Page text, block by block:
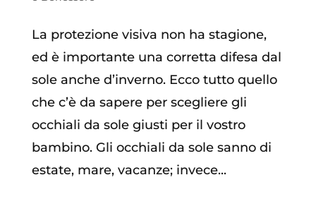
La protezione visiva non ha stagione,
ed è importante una corretta difesa dal
sole anche d’inverno. Ecco tutto quello
che c’è da sapere per scegliere gli
occhiali da sole giusti per il vostro
bambino. Gli occhiali da sole sanno di
estate, mare, vacanze; invece...